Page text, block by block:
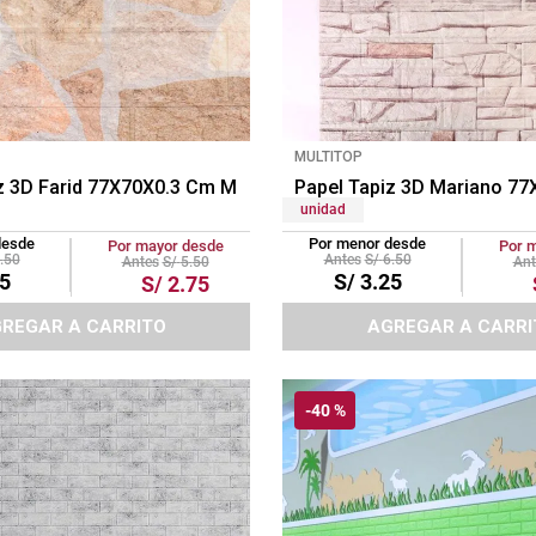
3D Farid 77X70X0.3 Cm Marron
.50
Por mayor desde
S/ 5.50
S/ 2.75
A CARRITO
MULTITOP
Papel Tapiz 3D Mariano
unidad
Por menor desde
S/ 6.50
S/ 3.25
Por
AGREGAR A
-40 %